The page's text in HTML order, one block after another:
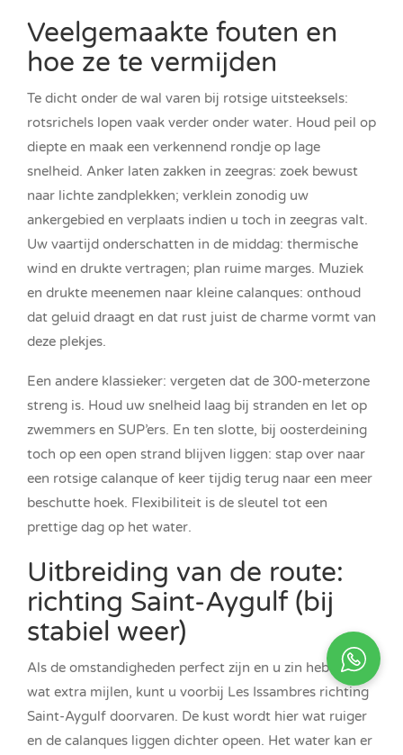
Veelgemaakte fouten en
hoe ze te vermijden
Te dicht onder de wal varen bij rotsige uitsteeksels:
rotsrichels lopen vaak verder onder water. Houd peil op
diepte en maak een verkennend rondje op lage
snelheid. Anker laten zakken in zeegras: zoek bewust
naar lichte zandplekken; verklein zonodig uw
ankergebied en verplaats indien u toch in zeegras valt.
Uw vaartijd onderschatten in de middag: thermische
wind en drukte vertragen; plan ruime marges. Muziek
en drukte meenemen naar kleine calanques: onthoud
dat geluid draagt en dat rust juist de charme vormt van
deze plekjes.
Een andere klassieker: vergeten dat de 300-meterzone
streng is. Houd uw snelheid laag bij stranden en let op
zwemmers en SUP’ers. En ten slotte, bij oosterdeining
toch op een open strand blijven liggen: stap over naar
een rotsige calanque of keer tijdig terug naar een meer
beschutte hoek. Flexibiliteit is de sleutel tot een
prettige dag op het water.
Uitbreiding van de route:
richting Saint-Aygulf (bij
stabiel weer)
Als de omstandigheden perfect zijn en u zin hebt in
wat extra mijlen, kunt u voorbij Les Issambres richting
Saint-Aygulf doorvaren. De kust wordt hier wat ruiger
en de calanques liggen dichter opeen. Het water kan er